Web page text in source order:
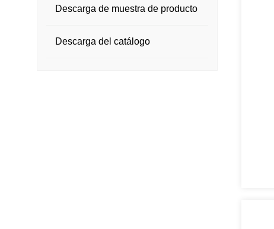
Descarga de muestra de producto
Descarga del catálogo